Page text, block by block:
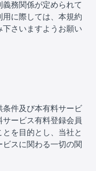
務関係が定められて
に際しては、本規約
さいますようお願い
件及び本有料サービ
ービス有料登録会員
を目的とし、当社と
スに関わる一切の関